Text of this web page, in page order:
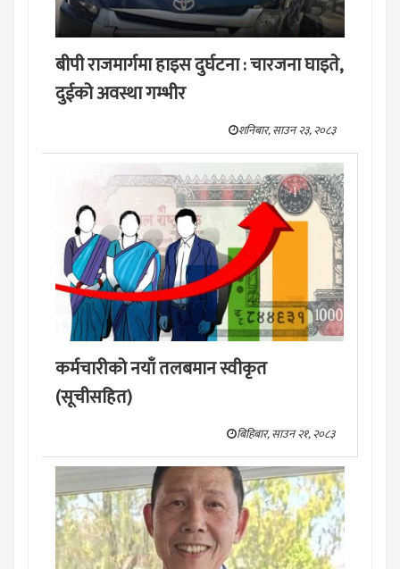
बीपी राजमार्गमा हाइस दुर्घटना : चारजना घाइते,
दुईको अवस्था गम्भीर
शनिबार, साउन २३, २०८३
कर्मचारीको नयाँ तलबमान स्वीकृत
(सूचीसहित)
बिहिबार, साउन २१, २०८३